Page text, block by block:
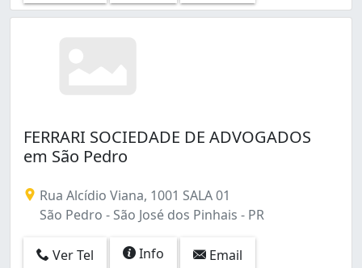
FERRARI SOCIEDADE DE ADVOGADOS
em São Pedro
Rua Alcídio Viana, 1001 SALA 01
São Pedro - São José dos Pinhais - PR
Ver Tel Info Email